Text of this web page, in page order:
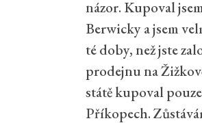
názor. Kupoval
Berwicky a jsem
té doby, než jste
prodejnu na
státě kupoval
Příkopech.